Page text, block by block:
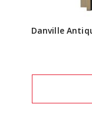
Danville